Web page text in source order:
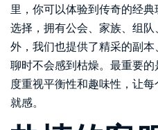
里，你可以体验到传奇的经
选择，拥有公会、家族、组
外，我们也提供了精采的副
聊时不会感到枯燥。最重要
度重视平衡性和趣味性，让
就感。